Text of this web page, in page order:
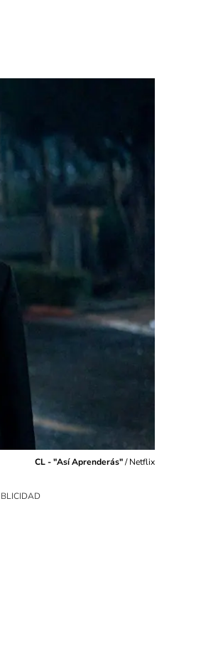
CL - "Así Aprenderás"/Netflix